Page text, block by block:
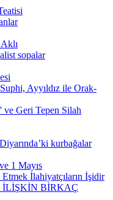
sopalar
Ayyıldız ile Orak-
Geri Tepen Silah
kurbağalar
1 Mayıs
İlahiyatçıların İşidir
İLİŞKİN BİRKAÇ